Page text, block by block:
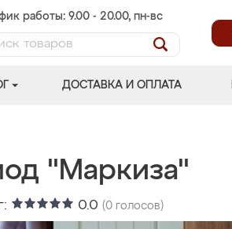
работы: 9.00 - 20.00, пн-вс
ДОСТАВКА И ОПЛАТА
"Маркиза"
0.0 (0 голосов)